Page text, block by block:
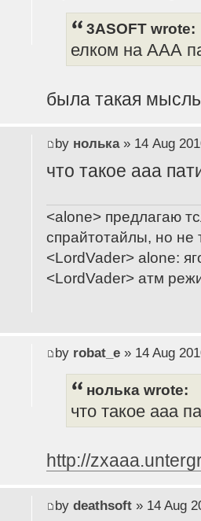
3ASOFT wrote:
елком на ААА
была такая
by нолька» 14 Aug
что такое ааа
<alone> предлагаю
спрайтотайлы, но не
<LordVader> alone:
<LordVader> атм
by robat_e» 14 Aug
нолька wrote:
что такое ааа
http://
by deathsoft» 14 Aug